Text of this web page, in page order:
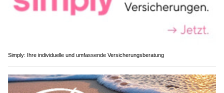
Simply: Ihre individuelle und umfassende Versicherungsberatung